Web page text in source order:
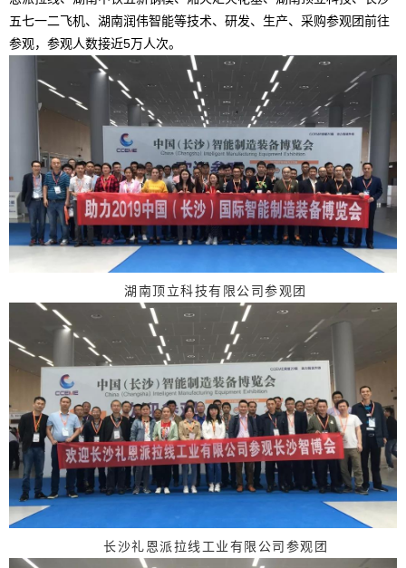
五七一二飞机、湖南润伟智能等技术、研发、生产、采购参观团前往
参观，参观人数接近5万人次。
湖南顶立科技有限公司参观团
长沙礼恩派拉线工业有限公司参观团